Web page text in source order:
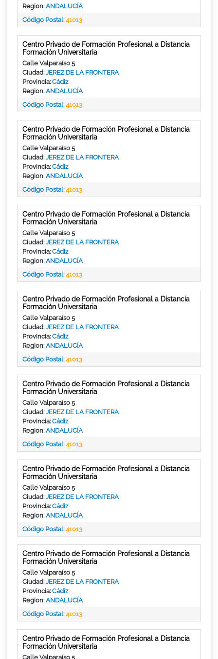
Region:ANDALUCÍA
Código Postal:41013
Centro Privado de Formación Profesional a Distancia
Formación Universitaria
Calle Valparaíso 5
Ciudad:JEREZ DE LA FRONTERA
Provincia:Cádiz
Region:ANDALUCÍA
Código Postal:41013
Centro Privado de Formación Profesional a Distancia
Formación Universitaria
Calle Valparaíso 5
Ciudad:JEREZ DE LA FRONTERA
Provincia:Cádiz
Region:ANDALUCÍA
Código Postal:41013
Centro Privado de Formación Profesional a Distancia
Formación Universitaria
Calle Valparaíso 5
Ciudad:JEREZ DE LA FRONTERA
Provincia:Cádiz
Region:ANDALUCÍA
Código Postal:41013
Centro Privado de Formación Profesional a Distancia
Formación Universitaria
Calle Valparaíso 5
Ciudad:JEREZ DE LA FRONTERA
Provincia:Cádiz
Region:ANDALUCÍA
Código Postal:41013
Centro Privado de Formación Profesional a Distancia
Formación Universitaria
Calle Valparaíso 5
Ciudad:JEREZ DE LA FRONTERA
Provincia:Cádiz
Region:ANDALUCÍA
Código Postal:41013
Centro Privado de Formación Profesional a Distancia
Formación Universitaria
Calle Valparaíso 5
Ciudad:JEREZ DE LA FRONTERA
Provincia:Cádiz
Region:ANDALUCÍA
Código Postal:41013
Centro Privado de Formación Profesional a Distancia
Formación Universitaria
Calle Valparaíso 5
Ciudad:JEREZ DE LA FRONTERA
Provincia:Cádiz
Region:ANDALUCÍA
Código Postal:41013
Centro Privado de Formación Profesional a Distancia
Formación Universitaria
Calle Valparaíso 5